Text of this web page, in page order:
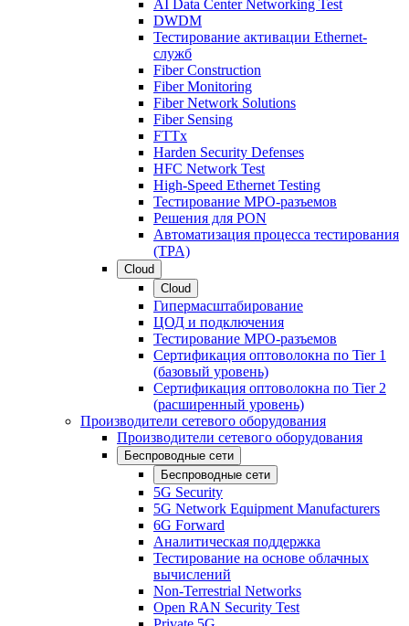
AI Data Center Networking Test
DWDM
Тестирование активации Ethernet-
служб
Fiber Construction
Fiber Monitoring
Fiber Network Solutions
Fiber Sensing
FTTx
Harden Security Defenses
HFC Network Test
High-Speed Ethernet Testing
Тестирование МРО-разъемов
Решения для PON
Автоматизация процесса тестирования
(TPA)
Cloud
Cloud
Гипермасштабирование
ЦОД и подключения
Тестирование МРО-разъемов
Сертификация оптоволокна по Tier 1
(базовый уровень)
Сертификация оптоволокна по Tier 2
(расширенный уровень)
Производители сетевого оборудования
Производители сетевого оборудования
Беспроводные сети
Беспроводные сети
5G Security
5G Network Equipment Manufacturers
6G Forward
Аналитическая поддержка
Тестирование на основе облачных
вычислений
Non-Terrestrial Networks
Open RAN Security Test